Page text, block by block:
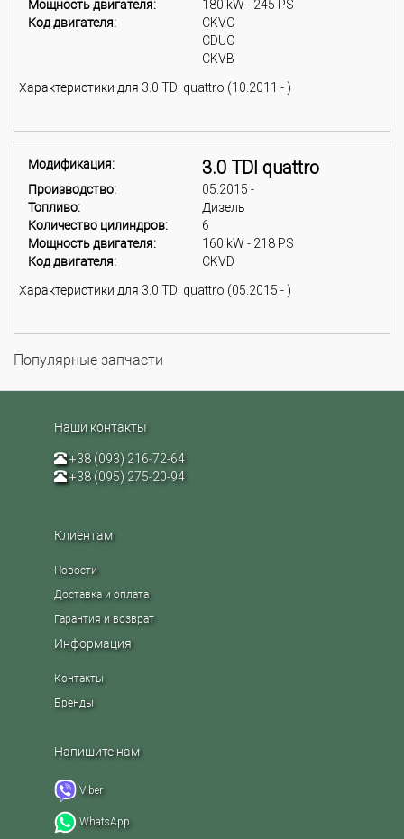
Мощность двигателя:
180 kW - 245 PS
Код двигателя:
CKVC
CDUC
CKVB
Характеристики для 3.0 TDI quattro (10.2011 - )
Модификация: 3.0 TDI quattro
Производство:
05.2015 -
Топливо:
Дизель
Количество цилиндров:
6
Мощность двигателя:
160 kW - 218 PS
Код двигателя:
CKVD
Характеристики для 3.0 TDI quattro (05.2015 - )
Популярные запчасти
Наши контакты
+38 (093) 216-72-64
+38 (095) 275-20-94
Клиентам
Новости
Доставка и оплата
Гарантия и возврат
Информация
Контакты
Бренды
Напишите нам
Viber
WhatsApp